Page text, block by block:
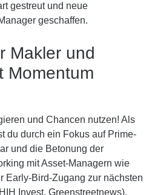
gestreut und neue
geschaffen.
Makler und
Momentum
und Chancen nutzen! Als
du durch ein Fokus auf Prime-
und die Betonung der
mit Asset-Managern wie
Early-Bird-Zugang zur nächsten
HIH Invest, Greenstreetnews).